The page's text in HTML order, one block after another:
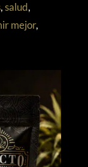
,salud,
mejor,